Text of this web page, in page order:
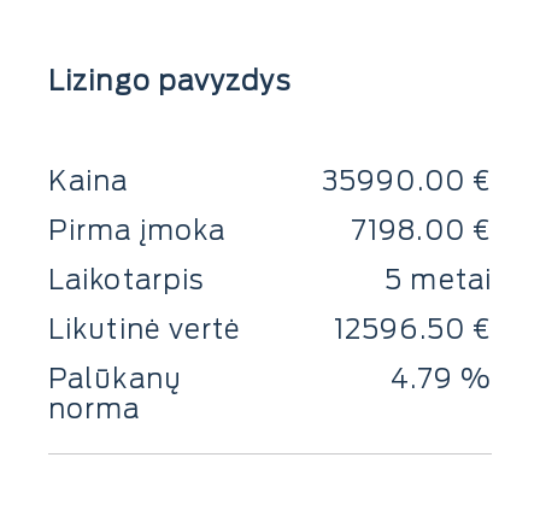
Lizingo pavyzdys
Kaina
35990.00 €
Pirma įmoka
7198.00 €
Laikotarpis
5 metai
Likutinė vertė
12596.50 €
Palūkanų
norma
4.79 %